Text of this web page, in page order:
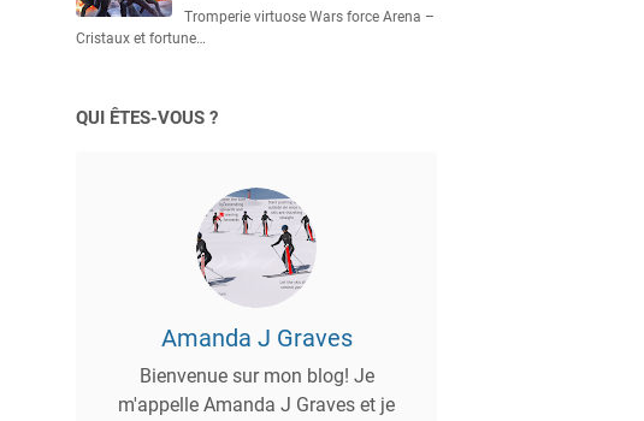
Tromperie virtuose Wars force Arena –
Cristaux et fortune…
QUI ÊTES-VOUS ?
Amanda J Graves
Bienvenue sur mon blog! Je
m'appelle Amanda J Graves et je